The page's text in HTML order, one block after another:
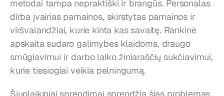
metodai tampa nepraktiški ir brangūs. Personalas
dirba įvairias pamainos, skirstytas pamainos ir
viršvalandžiai, kurie kinta kas savaitę. Rankinė
apskaita sudaro galimybes klaidoms, draugo
smūgiavimui ir darbo laiko žiniaraščių sukčiavimui,
kurie tiesiogiai veikia pelningumą.